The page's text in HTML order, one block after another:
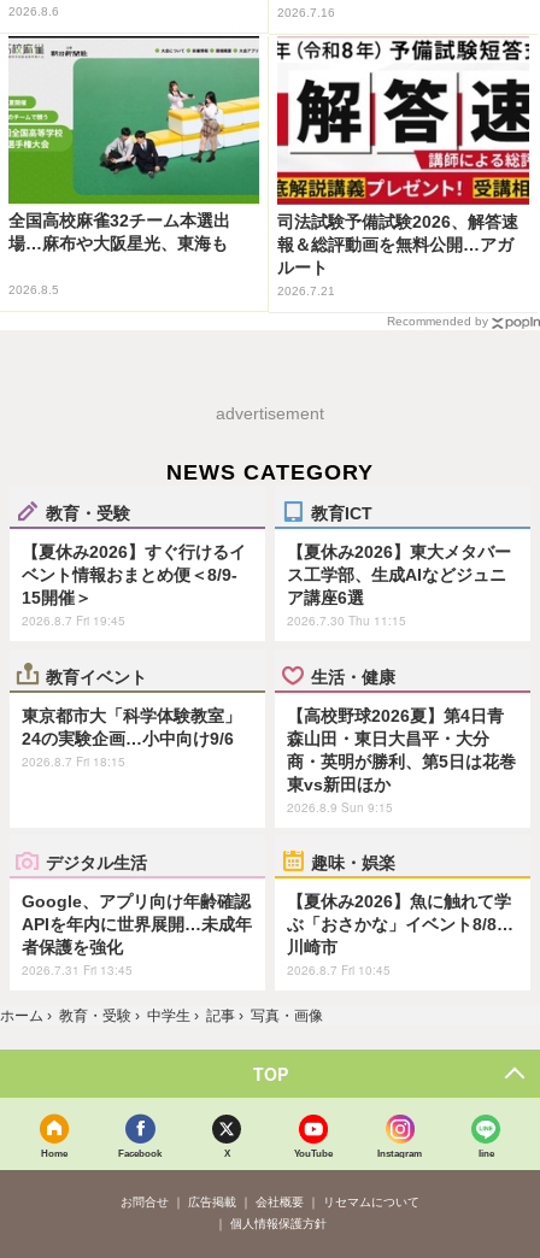
2026.8.6 2026.7.16
全国高校麻雀32チーム本選出
場…麻布や大阪星光、東海も
2026.8.5
司法試験予備試験2026、解答速
報＆総評動画を無料公開…アガ
ルート
2026.7.21
Recommended by
advertisement
NEWS CATEGORY
教育・受験
【夏休み2026】すぐ行けるイ
ベント情報おまとめ便＜8/9-
15開催＞
2026.8.7 Fri 19:45
教育ICT
【夏休み2026】東大メタバー
ス工学部、生成AIなどジュニ
ア講座6選
2026.7.30 Thu 11:15
教育イベント
東京都市大「科学体験教室」
24の実験企画…小中向け9/6
2026.8.7 Fri 18:15
生活・健康
【高校野球2026夏】第4日青
森山田・東日大昌平・大分
商・英明が勝利、第5日は花巻
東vs新田ほか
2026.8.9 Sun 9:15
デジタル生活
Google、アプリ向け年齢確認
APIを年内に世界展開…未成年
者保護を強化
2026.7.31 Fri 13:45
趣味・娯楽
【夏休み2026】魚に触れて学
ぶ「おさかな」イベント8/8…
川崎市
2026.8.7 Fri 10:45
ホーム › 教育・受験 › 中学生 › 記事 › 写真・画像
TOP
Home Facebook X YouTube Instagram line
お問合せ 広告掲載 会社概要
リセマムについて
個人情報保護方針